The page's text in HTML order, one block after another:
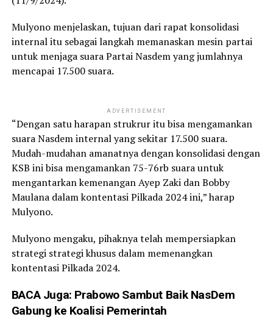
Mulyono menjelaskan, tujuan dari rapat konsolidasi
internal itu sebagai langkah memanaskan mesin partai
untuk menjaga suara Partai Nasdem yang jumlahnya
mencapai 17.500 suara.
ADVERTISEMENT
“Dengan satu harapan strukrur itu bisa mengamankan
suara Nasdem internal yang sekitar 17.500 suara.
Mudah-mudahan amanatnya dengan konsolidasi dengan
KSB ini bisa mengamankan 75-76rb suara untuk
mengantarkan kemenangan Ayep Zaki dan Bobby
Maulana dalam kontentasi Pilkada 2024 ini,” harap
Mulyono.
Mulyono mengaku, pihaknya telah mempersiapkan
strategi strategi khusus dalam memenangkan
kontentasi Pilkada 2024.
BACA Juga: Prabowo Sambut Baik NasDem
Gabung ke Koalisi Pemerintah